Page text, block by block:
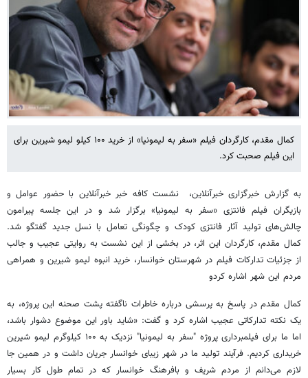
کمال مقدم، کارگردان فیلم «سفر به لیمونیا» از خرید ۱۰۰ کیلو لیمو شیرین برای
این فیلم صحبت کرد.
به گزارش خبرگزاری خبرآنلاین، نشست کافه خبر خبرآنلاین با حضور عوامل و
بازیگران فیلم فانتزی «سفر به لیمونیا» برگزار شد و در این جلسه پیرامون
چالش‌های تولید آثار فانتزی کودک و چگونگی تعامل با نسل جدید گفتگو شد.
کمال مقدم، کارگردان این اثر، در بخشی از این نشست به روایتی عجیب و جالب
از جزئیات تدارکات فیلم در شهرستان خوانسار، خرید انبوه لیمو شیرین و همراهی
مردم این شهر اشاره کردو
کمال مقدم در پاسخ به پرسشی درباره خاطرات ناگفته پشت صحنه این پروژه، به
یک نکته تدارکاتی عجیب اشاره کرد و گفت: «شاید باور این موضوع دشوار باشد،
اما ما برای فیلمبرداری پروژه "سفر به لیمونیا" نزدیک به ۱۰۰ کیلوگرم لیمو شیرین
خریداری کردیم. فرآیند تولید ما در شهر زیبای خوانسار جریان داشت و در همین جا
لازم می‌دانم از مردم شریف و بافرهنگ خوانسار که در تمام طول کار بسیار